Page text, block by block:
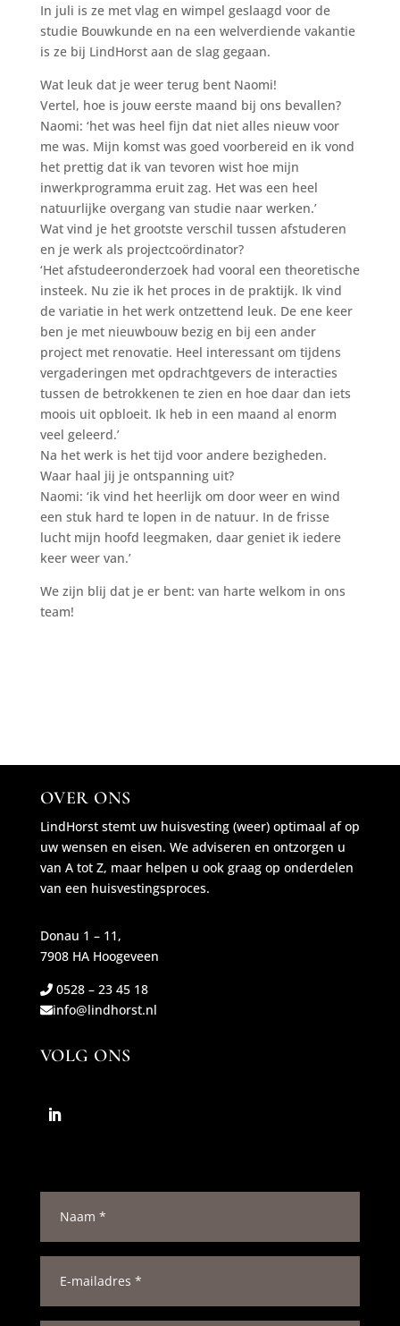
In juli is ze met vlag en wimpel geslaagd voor de
studie Bouwkunde en na een welverdiende vakantie
is ze bij LindHorst aan de slag gegaan.
Wat leuk dat je weer terug bent Naomi!
Vertel, hoe is jouw eerste maand bij ons bevallen?
Naomi: ‘het was heel fijn dat niet alles nieuw voor
me was. Mijn komst was goed voorbereid en ik vond
het prettig dat ik van tevoren wist hoe mijn
inwerkprogramma eruit zag. Het was een heel
natuurlijke overgang van studie naar werken.’
Wat vind je het grootste verschil tussen afstuderen
en je werk als projectcoördinator?
‘Het afstudeeronderzoek had vooral een theoretische
insteek. Nu zie ik het proces in de praktijk. Ik vind
de variatie in het werk ontzettend leuk. De ene keer
ben je met nieuwbouw bezig en bij een ander
project met renovatie. Heel interessant om tijdens
vergaderingen met opdrachtgevers de interacties
tussen de betrokkenen te zien en hoe daar dan iets
moois uit opbloeit. Ik heb in een maand al enorm
veel geleerd.’
Na het werk is het tijd voor andere bezigheden.
Waar haal jij je ontspanning uit?
Naomi: ‘ik vind het heerlijk om door weer en wind
een stuk hard te lopen in de natuur. In de frisse
lucht mijn hoofd leegmaken, daar geniet ik iedere
keer weer van.’
We zijn blij dat je er bent: van harte welkom in ons
team!
OVER ONS
LindHorst stemt uw huisvesting (weer) optimaal af op
uw wensen en eisen. We adviseren en ontzorgen u
van A tot Z, maar helpen u ook graag op onderdelen
van een huisvestingsproces.
Donau 1 – 11,
7908 HA Hoogeveen
0528 – 23 45 18
info@lindhorst.nl
VOLG ONS